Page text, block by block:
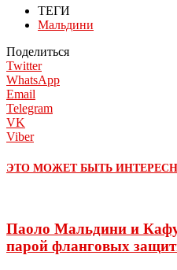
ТЕГИ
Мальдини
Поделиться
Twitter
WhatsApp
Email
Telegram
VK
Viber
ЭТО МОЖЕТ БЫТЬ
Паоло Мальдини и
парой фланговых